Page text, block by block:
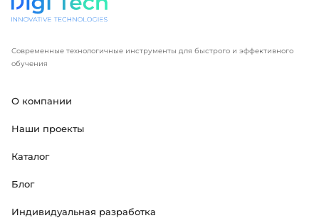
Современные технологичные инструменты для быстрого и эффективного
обучения
О компании
Наши проекты
Каталог
Блог
Индивидуальная разработка